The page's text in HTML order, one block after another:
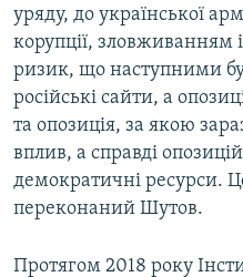
уряду, до української
корупції, зловживанням
ризик, що наступними
російські сайти, а
та опозиція, за якою
вплив, а справді
демократичні ресурси.
переконаний Шутов.
Протягом 2018 року